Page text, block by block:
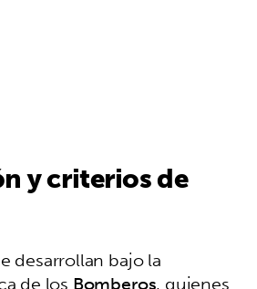
y criterios de
desarrollan bajo la